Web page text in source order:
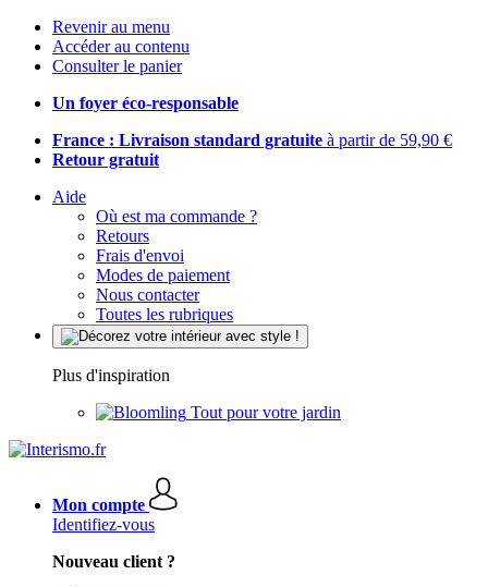
Revenir au menu
Accéder au contenu
Consulter le panier
Un foyer éco-responsable
France : Livraison standard gratuite à partir de 59,90 €
Retour gratuit
Aide
Où est ma commande ?
Retours
Frais d'envoi
Modes de paiement
Nous contacter
Toutes les rubriques
Plus d'inspiration
Tout pour votre jardin
Mon compte
Identifiez-vous
Nouveau client ?